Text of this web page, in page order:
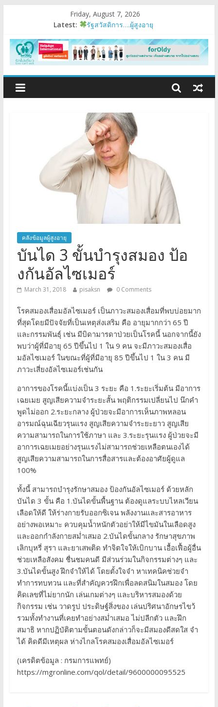
Friday, August 7, 2026
Latest:
รัฐสวัสดิการ….ผู้สูงอายุ
มนุษย์ต่างวัย
Fest 2026
แรงบันดาลใจหนึ่ง
คลังข้อมูลผู้สูงอายุ
บันได 3 ขั้นบำรุงสมอง ป้อ
งกันอัลไซเมอร์
March 31, 2018 pisaksn 0 Comments
โรคสมองเสื่อมอัลไซเมอร์ เป็นภาวะสมองเสื่อมที่พบบ่อยมาก
ที่สุดโดยมีปัจจัยที่เป็นเหตุส่งเสริม คือ อายุมากกว่า 65 ปี
และกรรมพันธุ์ เช่น มีบิดามารดาป่วยเป็นโรคนี้ นอกจากนี้ยัง
พบว่าผู้ที่มีอายุ 65 ปีขึ้นไป 1 ใน 9 คน จะมีภาวะสมองเสื่อ
มอัลไซเมอร์ ในขณะที่ผู้ที่มีอายุ 85 ปีขึ้นไป 1 ใน 3 คน มี
ภาวะเสี่ยงอัลไซเมอร์เช่นกัน
อาการของโรคนี้แบ่งเป็น 3 ระยะ คือ 1.ระยะเริ่มต้น มีอาการ
เฉยเมย สูญเสียความจำระยะสั้น พฤติกรรมเปลี่ยนไป นึกคำ
พูดไม่ออก 2.ระยะกลาง ผู้ป่วยจะมีอาการเห็นภาพหลอน
อารมณ์ฉุนเฉียวรุนแรง สูญเสียความจำระยะยาว สูญเสีย
ความสามารถในการใช้ภาษา และ 3.ระยะรุนแรง ผู้ป่วยจะมี
อาการเฉยเมยอย่างรุนแรงไม่สามารถช่วยเหลือตนเองได้
สูญเสียความสามารถในการสื่อสารและต้องอาศัยผู้ดูแล
100%
ทั้งนี้ สามารถบำรุงรักษาสมอง ป้องกันอัลไซเมอร์ ด้วยหลัก
บันได 3 ขั้น คือ 1.บันไดขั้นพื้นฐาน ต้องดูแลระบบไหลเวียน
เลือดให้ดี ให้ร่างกายรับออกซิเจน พลังงานและสารอาหาร
อย่างพอเหมาะ ควบคุมน้ำหนักตัวอย่าให้มีไขมันในเลือดสูง
และออกกำลังกายสม่ำเสมอ 2.บันไดขั้นกลาง รักษาสุขภาพ
เลิกบุหรี่ สุรา และยาเสพติด ทำจิตใจให้เบิกบาน เอื้อเฟื้อผู้อื่น
ช่วยเหลือสังคม ชื่นชมคนดี มีส่วนร่วมในกิจกรรมต่างๆ และ
3.บันไดขั้นสูง ฝึกจำให้ได้ โดยตั้งใจจำ หาเทคนิคช่วยจำ
ทำการทบทวน และที่สำคัญควรฝึกเพื่อลดสนิมในสมอง โดย
คิดเลขที่ไม่ยากนัก เล่นเกมต่างๆ และบริหารสมองด้วย
กิจกรรม เช่น วาดรูป ประดิษฐ์สิ่งของ เล่นปริศนาอักษรไขว้
รวมทั้งทำงานที่เคยทำอย่างสม่ำเสมอ ไม่ปลีกตัว และฝึก
สมาธิ หากปฏิบัติตามขั้นตอนดังกล่าวก็จะมีสมองดีสดใส จำ
ได้ คิดดีมีเหตุผล ห่างไกลโรคสมองเสื่อมอัลไซเมอร์
(เครดิตข้อมูล : กรมการแพทย์)
https://mgronline.com/qol/detail/9600000095525